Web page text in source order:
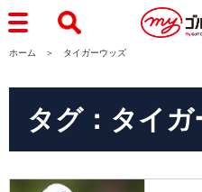
ホーム タイガーウッズ
タグ：タイ